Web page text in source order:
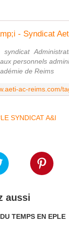
syndicat
personnels
de Reims
ac-reims.com/
SYNDICAT A&I
aussi
TEMPS EN EPLE